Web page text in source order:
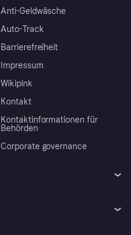
Anti-Geldwäsche
Auto-Track
Barrierefreiheit
Impressum
Wikipink
Kontakt
Kontaktinformationen für
Behörden
Corporate governance